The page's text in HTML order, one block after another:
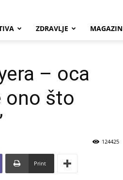
ZDRAVLJE MAGAZIN
– oca
ono što
124425
Print